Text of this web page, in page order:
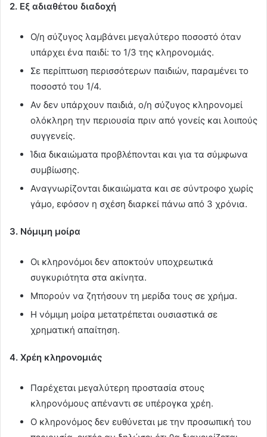
2. Εξ αδιαθέτου διαδοχή
Ο/η σύζυγος λαμβάνει μεγαλύτερο ποσοστό όταν
υπάρχει ένα παιδί: το 1/3 της κληρονομιάς.
Σε περίπτωση περισσότερων παιδιών, παραμένει το
ποσοστό του 1/4.
Αν δεν υπάρχουν παιδιά, ο/η σύζυγος κληρονομεί
ολόκληρη την περιουσία πριν από γονείς και λοιπούς
συγγενείς.
Ίδια δικαιώματα προβλέπονται και για τα σύμφωνα
συμβίωσης.
Αναγνωρίζονται δικαιώματα και σε σύντροφο χωρίς
γάμο, εφόσον η σχέση διαρκεί πάνω από 3 χρόνια.
3. Νόμιμη μοίρα
Οι κληρονόμοι δεν αποκτούν υποχρεωτικά
συγκυριότητα στα ακίνητα.
Μπορούν να ζητήσουν τη μερίδα τους σε χρήμα.
Η νόμιμη μοίρα μετατρέπεται ουσιαστικά σε
χρηματική απαίτηση.
4. Χρέη κληρονομιάς
Παρέχεται μεγαλύτερη προστασία στους
κληρονόμους απέναντι σε υπέρογκα χρέη.
Ο κληρονόμος δεν ευθύνεται με την προσωπική του